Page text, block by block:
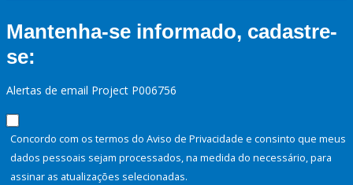
Mantenha-se informado, cadastre-
se:
Alertas de email Project P006756
Concordo com os termos do Aviso de Privacidade e consinto que meus
dados pessoais sejam processados, na medida do necessário, para
assinar as atualizações selecionadas.